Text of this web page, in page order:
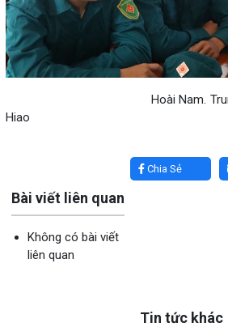
Hoài Nam. Trung tâm
Hiao
Chia Sẻ
Bài viết liên quan
Không có bài viết
liên quan
Tin tức khác